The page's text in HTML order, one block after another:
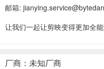
邮箱:
让我们一起让剪映变得更加全
厂商：未知厂商